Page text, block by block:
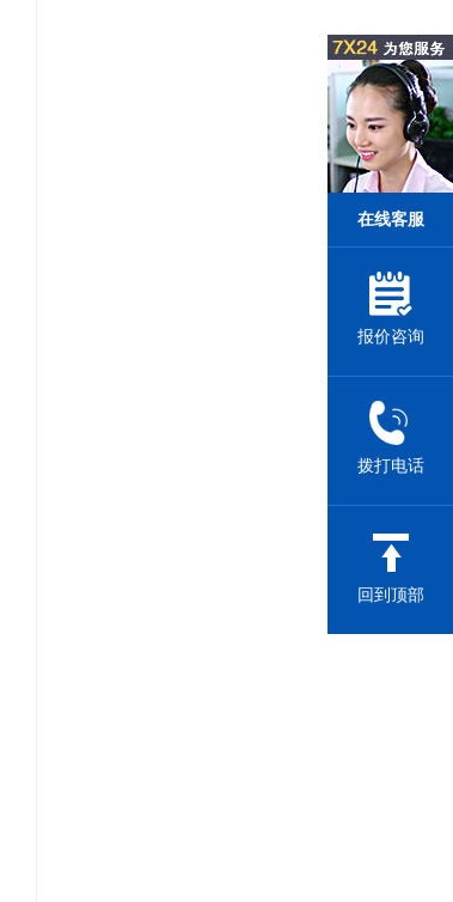
在线客服
报价咨询
拨打电话
回到顶部